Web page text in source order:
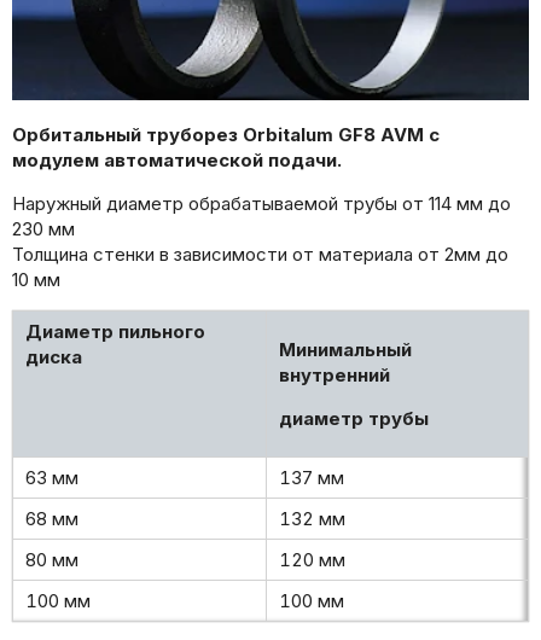
Орбитальный труборез Orbitalum GF8 AVM с
модулем автоматической подачи.
Наружный диаметр обрабатываемой трубы от 114 мм до
230 мм
Толщина стенки в зависимости от материала от 2мм до
10 мм
Диаметр пильного
диска
Минимальный
внутренний
диаметр трубы
63 мм
137 мм
68 мм
132 мм
80 мм
120 мм
100 мм
100 мм